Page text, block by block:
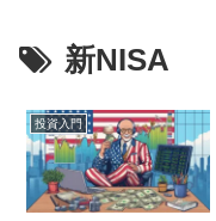
新NISA
投資入門